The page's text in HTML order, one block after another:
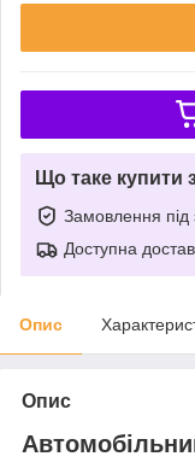
Що таке купити
Замовлення під
Доступна
Опис
Опис